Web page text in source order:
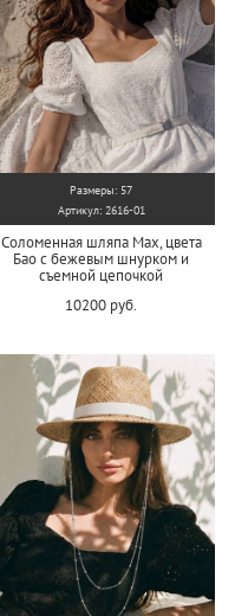
Размеры: 57
Артикул: 2616-01
Соломенная шляпа Max, цвета
Бао с бежевым шнурком и
съемной цепочкой
10200 руб.